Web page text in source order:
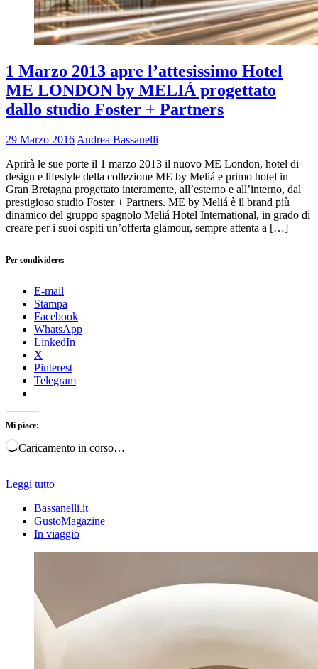
1 Marzo 2013 apre l’attesissimo Hotel
ME LONDON by MELIÁ progettato
dallo studio Foster + Partners
29 Marzo 2016 Andrea Bassanelli
Aprirà le sue porte il 1 marzo 2013 il nuovo ME London, hotel di
design e lifestyle della collezione ME by Meliá e primo hotel in
Gran Bretagna progettato interamente, all’esterno e all’interno, dal
prestigioso studio Foster + Partners. ME by Meliá è il brand più
dinamico del gruppo spagnolo Meliá Hotel International, in grado di
creare per i suoi ospiti un’offerta glamour, sempre attenta a […]
Per condividere:
E-mail
Stampa
Facebook
WhatsApp
LinkedIn
X
Pinterest
Telegram
Mi piace:
Caricamento in corso…
Leggi tutto
Bassanelli.it
GustoMagazine
In viaggio